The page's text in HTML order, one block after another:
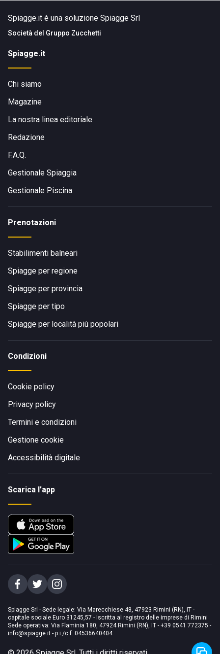
Spiagge.it è una soluzione Spiagge Srl
Società del Gruppo Zucchetti
Spiagge.it
Chi siamo
Magazine
La nostra linea editoriale
Redazione
F.A.Q.
Gestionale Spiaggia
Gestionale Piscina
Prenotazioni
Stabilimenti balneari
Spiagge per regione
Spiagge per provincia
Spiagge per tipo
Spiagge per località più popolari
Condizioni
Cookie policy
Privacy policy
Termini e condizioni
Gestione cookie
Accessibilità digitale
Scarica l'app
Spiagge Srl - Sede legale: Via Marecchiese 48, 47923 Rimini (RN), IT -
capitale sociale Euro 31245,57 - Iscritta al registro delle imprese di Rimini
Sede operativa: Via Flaminia 180, 47924 Rimini (RN), IT - +39 0541 772375 -
info@spiagge.it - p.i./c.f. 04536640404